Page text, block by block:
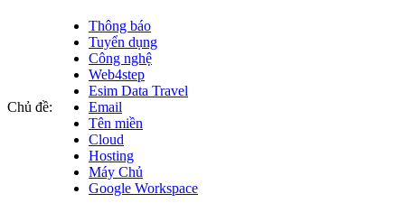
Chủ đề:
Thông báo
Tuyển dụng
Công nghệ
Web4step
Esim Data Travel
Email
Tên miền
Cloud
Hosting
Máy Chủ
Google Workspace